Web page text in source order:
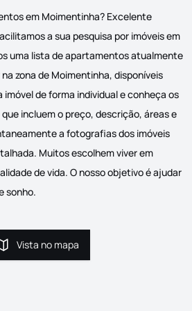
em Moimentinha? Excelente
a sua pesquisa por imóveis em
uma lista de apartamentos atualmente
zona de Moimentinha, disponíveis
imóvel de forma individual e conheça os
incluem o preço, descrição, áreas e
a fotografias dos imóveis
Muitos escolhem viver em
de vida. O nosso objetivo é ajudar
sonho.
Vista no mapa
Vista no mapa